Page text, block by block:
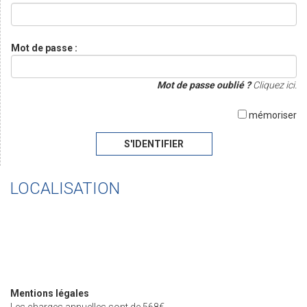
Mot de passe :
Mot de passe oublié ?Cliquez ici.
mémoriser
S'IDENTIFIER
LOCALISATION
Mentions légales